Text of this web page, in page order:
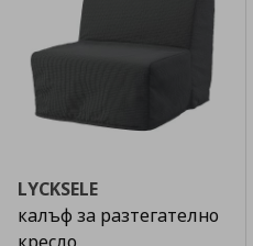
LYCKSELE
калъф за разтегателно